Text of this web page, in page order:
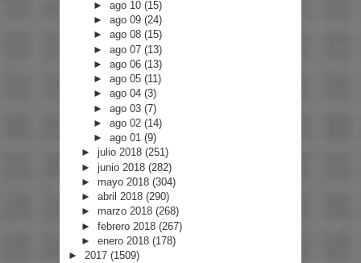
►ago 10(15)
►ago 09(24)
►ago 08(15)
►ago 07(13)
►ago 06(13)
►ago 05(11)
►ago 04(3)
►ago 03(7)
►ago 02(14)
►ago 01(9)
► julio 2018 (251)
► junio 2018 (282)
► mayo 2018 (304)
► abril 2018 (290)
► marzo 2018 (268)
► febrero 2018 (267)
► enero 2018 (178)
► 2017 (1509)